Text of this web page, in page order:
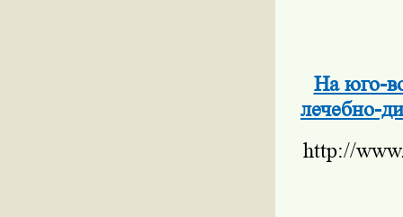
На юго-
лечебно-
http://